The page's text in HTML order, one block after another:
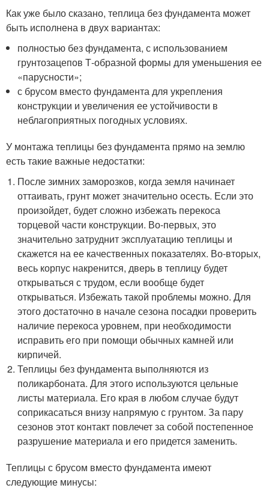
Как уже было сказано, теплица без фундамента может
быть исполнена в двух вариантах:
полностью без фундамента, с использованием
грунтозацепов Т-образной формы для уменьшения ее
«парусности»;
с брусом вместо фундамента для укрепления
конструкции и увеличения ее устойчивости в
неблагоприятных погодных условиях.
У монтажа теплицы без фундамента прямо на землю
есть такие важные недостатки:
После зимних заморозков, когда земля начинает
оттаивать, грунт может значительно осесть. Если это
произойдет, будет сложно избежать перекоса
торцевой части конструкции. Во-первых, это
значительно затруднит эксплуатацию теплицы и
скажется на ее качественных показателях. Во-вторых,
весь корпус накренится, дверь в теплицу будет
открываться с трудом, если вообще будет
открываться. Избежать такой проблемы можно. Для
этого достаточно в начале сезона посадки проверить
наличие перекоса уровнем, при необходимости
исправить его при помощи обычных камней или
кирпичей.
Теплицы без фундамента выполняются из
поликарбоната. Для этого используются цельные
листы материала. Его края в любом случае будут
соприкасаться внизу напрямую с грунтом. За пару
сезонов этот контакт повлечет за собой постепенное
разрушение материала и его придется заменить.
Теплицы с брусом вместо фундамента имеют
следующие минусы: